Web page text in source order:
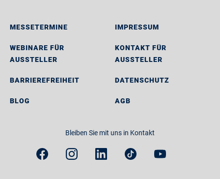
MESSETERMINE
WEBINARE FÜR
AUSSTELLER
BARRIEREFREIHEIT
BLOG
IMPRESSUM
KONTAKT FÜR
AUSSTELLER
DATENSCHUTZ
AGB
Bleiben Sie mit uns in Kontakt